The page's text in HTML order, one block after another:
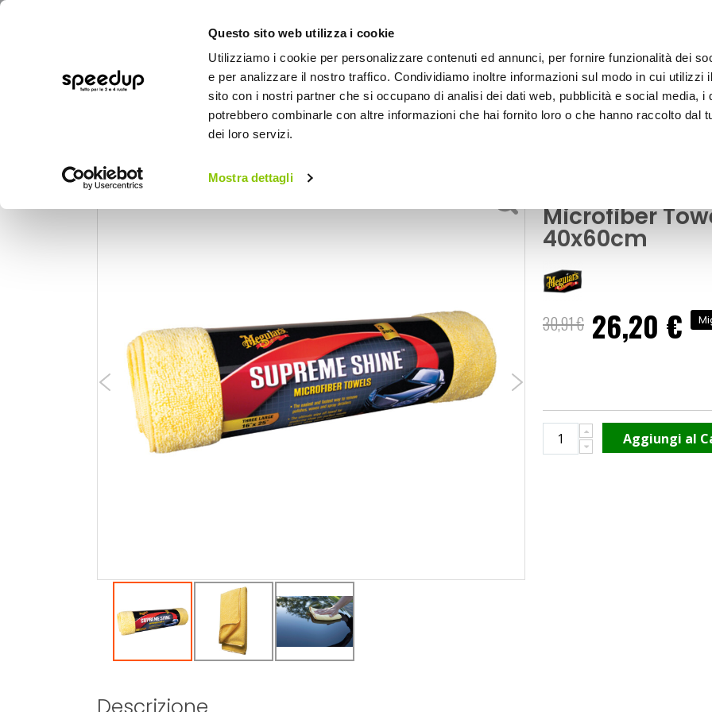
Questo sito web utilizza i cookie
Utilizziamo i cookie per personalizzare contenuti ed annunci, per fornire funzionalità dei
e per analizzare il nostro traffico. Condividiamo inoltre informazioni sul modo in cui utilizzi
sito con i nostri partner che si occupano di analisi dei dati web, pubblicità e social media, i
potrebbero combinarle con altre informazioni che hai fornito loro o che hanno raccolto dal
dei loro servizi.
Mostra dettagli
BICI OUTDOOR
Home
Microfiber
40x60cm
30,91 € Prezzo
speciale
26,20 €
Aggiungi al